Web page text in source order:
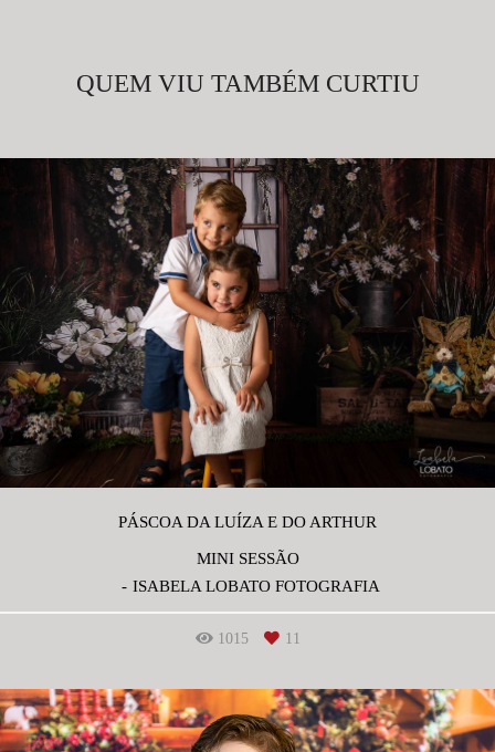
QUEM VIU TAMBÉM CURTIU
PÁSCOA DA LUÍZA E DO ARTHUR
MINI SESSÃO
ISABELA LOBATO FOTOGRAFIA
1015 11